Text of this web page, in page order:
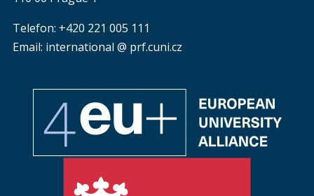
Telefon: +420 221 005 111
Email: international @ prf.cuni.cz